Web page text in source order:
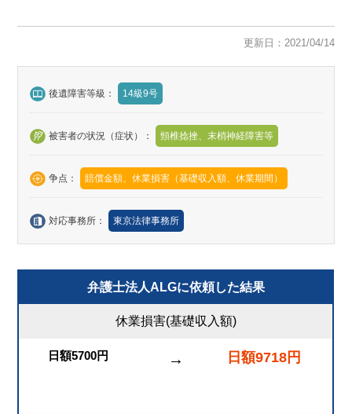
更新日：2021/04/14
後遺障害等級： 14級9号
被害者の状況（症状）： 頸椎捻挫、末梢神経障害等
争点： 賠償金額、休業損害（基礎収入額、休業期間）
対応事務所： 東京法律事務所
弁護士法人ALGに依頼した結果
休業損害(基礎収入額)
日額5700円 → 日額9718円